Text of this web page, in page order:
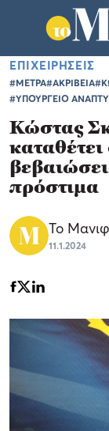
ΕΠΙΧΕΙΡΗΣΕΙΣ
#ΜΕΤΡΑ#ΑΚΡΙΒΕΙΑ
#ΥΠΟΥΡΓΕΙΟ
Κώστας
καταθέτει
πρόστιμα
Το
11.1.2024